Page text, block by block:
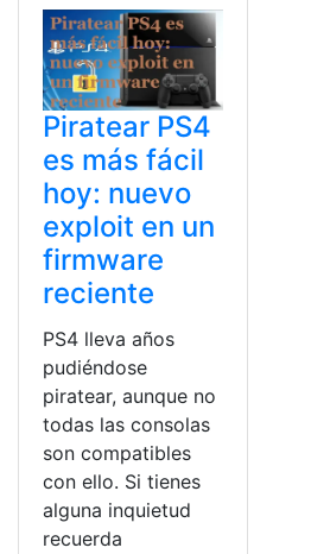
Piratear PS4
es más fácil
hoy: nuevo
exploit en un
firmware
reciente
PS4 lleva años
pudiéndose
piratear, aunque no
todas las consolas
son compatibles
con ello. Si tienes
alguna inquietud
recuerda